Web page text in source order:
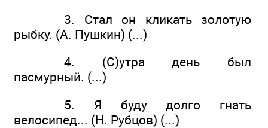
3. Стал он кликать золотую
рыбку. (А. Пушкин) (...)
4. (С)утра день был
пасмурный. (...)
5. Я буду долго гнать
велосипед... (Н. Рубцов) (...)